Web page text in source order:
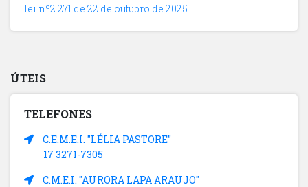
lei nº2.271 de 22 de outubro de 2025
ÚTEIS
TELEFONES
C.E.M.E.I. "LÉLIA PASTORE"
17 3271-7305
C.M.E.I. "AURORA LAPA ARAUJO"